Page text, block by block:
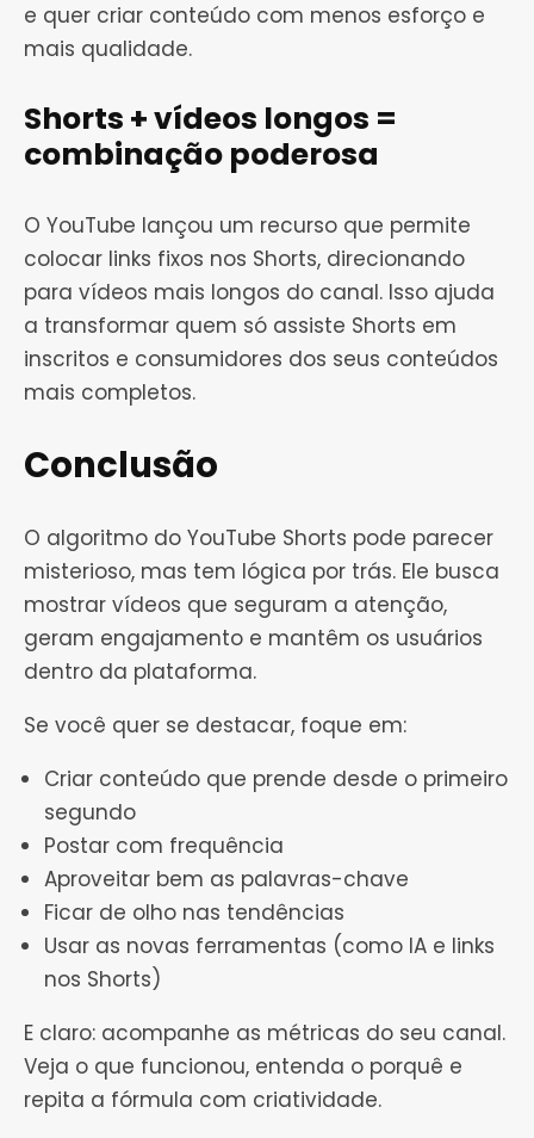
e quer criar conteúdo com menos esforço e
mais qualidade.
Shorts + vídeos longos =
combinação poderosa
O YouTube lançou um recurso que permite
colocar links fixos nos Shorts, direcionando
para vídeos mais longos do canal. Isso ajuda
a transformar quem só assiste Shorts em
inscritos e consumidores dos seus conteúdos
mais completos.
Conclusão
O algoritmo do YouTube Shorts pode parecer
misterioso, mas tem lógica por trás. Ele busca
mostrar vídeos que seguram a atenção,
geram engajamento e mantêm os usuários
dentro da plataforma.
Se você quer se destacar, foque em:
Criar conteúdo que prende desde o primeiro
segundo
Postar com frequência
Aproveitar bem as palavras-chave
Ficar de olho nas tendências
Usar as novas ferramentas (como IA e links
nos Shorts)
E claro: acompanhe as métricas do seu canal.
Veja o que funcionou, entenda o porquê e
repita a fórmula com criatividade.